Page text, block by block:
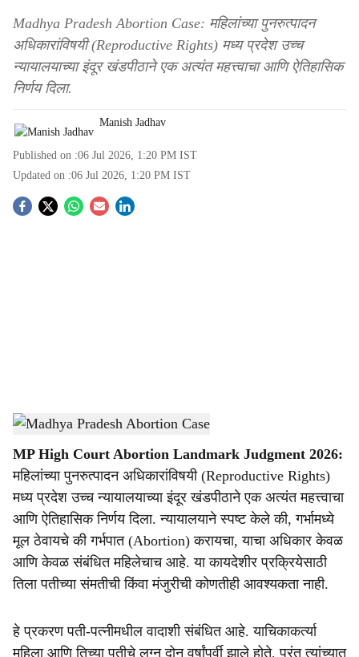
Madhya Pradesh Abortion Case: महिलांच्या पुनरुत्पादन
अधिकारांविषयी (Reproductive Rights) मध्य प्रदेश उच्च
न्यायालयाच्या इंदूर खंडपीठाने एक अत्यंत महत्त्वाचा आणि ऐतिहासिक
निर्णय दिला.
Manish Jadhav
Published on :06 Jul 2026, 1:20 PM IST
Updated on :06 Jul 2026, 1:20 PM IST
S
a
r
e
Court-Dainik Gomantak
MP High Court Abortion Landmark Judgment 2026:
महिलांच्या पुनरुत्पादन अधिकारांविषयी (Reproductive Rights)
मध्य प्रदेश उच्च न्यायालयाच्या इंदूर खंडपीठाने एक अत्यंत महत्त्वाचा
आणि ऐतिहासिक निर्णय दिला. न्यायालयाने स्पष्ट केले की, गर्भामध्ये
मूल ठेवायचे की गर्भपात (Abortion) करायचा, याचा अधिकार केवळ
आणि केवळ संबंधित महिलेचाच आहे. या कायदेशीर प्रक्रियेसाठी
तिला पतीच्या संमतीची किंवा मंजुरीची कोणतीही आवश्यकता नाही.
हे प्रकरण पती-पत्नीमधील वादाशी संबंधित आहे. याचिकाकर्त्या
महिला आणि तिच्या पतीचे लग्न दोन वर्षांपूर्वी झाले होते, परंतु त्यांच्यात